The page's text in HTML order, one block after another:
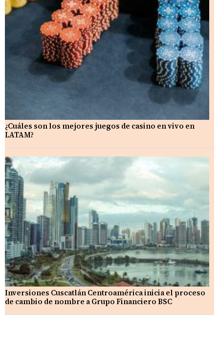
¿Cuáles son los mejores juegos de casino en vivo en
LATAM?
Inversiones Cuscatlán Centroamérica inicia el proceso
de cambio de nombre a Grupo Financiero BSC